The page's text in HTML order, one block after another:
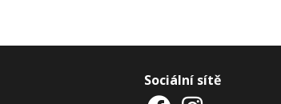
Sociální sítě